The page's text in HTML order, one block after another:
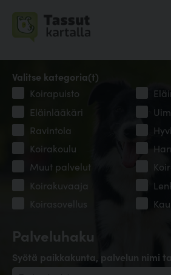
Palveluhaku
Syötä paikkakunta, palvelun nimi
Valitse kategoria(t)
Koirapuisto
Eläinlääkäri
Ravintola
Koirakoulu
Muut palvelut
Koirakuvaaja
Koirasovellus